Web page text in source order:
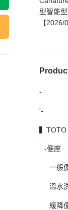
型智能
【2026/
-
'-
-便座
一般
溫水
緩降